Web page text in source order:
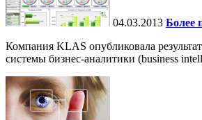
04.03.2013 Более
Компания KLAS опубликовала
системы бизнес-аналитики (business